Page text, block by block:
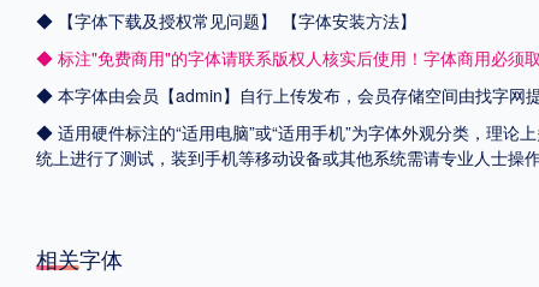
◆ 【字体下载及授权常见问题】
【字体安装方法】
◆ 标注"免费商用"的字体请联系版权人核实后使用！字体商用必须
◆ 本字体由会员【admin】自行上传发布，会员存储空间由找字网
◆ 适用硬件标注的“适用电脑”或“适用手机”为字体外观分类，理论
统上进行了测试，装到手机等移动设备或其他系统需请专业人士
相关字体